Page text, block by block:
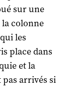
sur une
colonne
les
place dans
et la
arrivés si